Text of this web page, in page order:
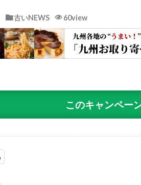
古いNEWS 60view
このキャンペー